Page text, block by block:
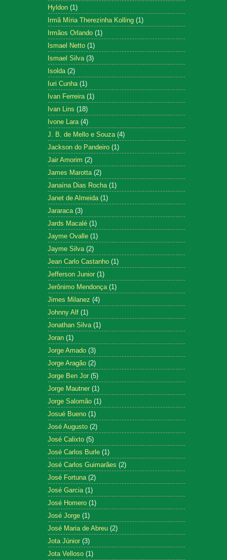
Hyldon (1)
Irmã Míria Therezinha Kolling (1)
Irmãos Orlando (1)
Ismael Netto (1)
Ismael Silva (3)
Isolda (2)
Iuri Cunha (1)
Ivan Ferreira (1)
Ivan Lins (18)
Ivone Lara (4)
J. B. de Mello e Souza (4)
Jackson do Pandeiro (1)
Jair Amorim (2)
James Marotta (2)
Janaína Dias Rocha (1)
Janet de Almeida (1)
Jararaca (3)
Jards Macalé (1)
Jayme Ovalle (1)
Jayme Silva (2)
Jean Carlo Castanho (1)
Jefferson Junior (1)
Jerônimo Mendonça (1)
Jimes Milanez (4)
Johnny Alf (1)
Jonathan Silva (1)
Joran (1)
Jorge Amado (3)
Jorge Aragão (2)
Jorge Ben Jor (5)
Jorge Mautner (1)
Jorge Salomão (1)
Josué Bueno (1)
José Augusto (2)
José Calixto (5)
José Carlos Burle (1)
José Carlos Guimarães (2)
José Fortuna (2)
José Garcia (1)
José Homero (1)
José Jorge (1)
José Maria de Abreu (2)
Jota Júnior (3)
Jota Velloso (1)